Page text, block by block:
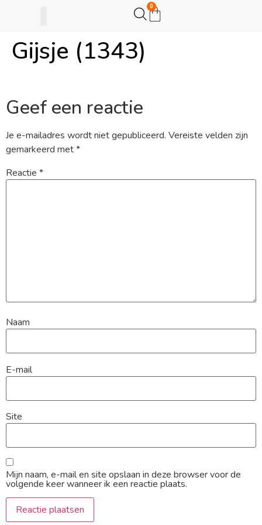
0
Gijsje (1343)
Geef een reactie
Je e-mailadres wordt niet gepubliceerd. Vereiste velden zijn
gemarkeerd met*
Reactie *
Naam
E-mail
Site
Mijn naam, e-mail en site opslaan in deze browser voor de
volgende keer wanneer ik een reactie plaats.